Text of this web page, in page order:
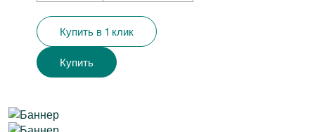
Купить в 1 клик
Купить